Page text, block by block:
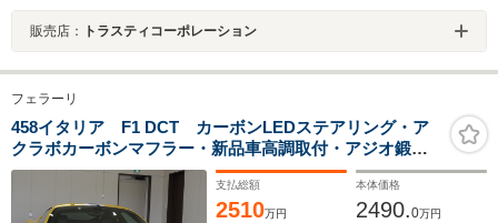
販売店： トラスティコーポレーション
フェラーリ
458イタリア F1 DCT カーボンLEDステアリング・ア
クラボカーボンマフラー・新品車高調取付・アジオ鍛造
21ホイール・カーボンブレーキ・カーボンエアロ・スペ
アキー・バブリング・レブリミットカット・ユーザー買
取車
支払総額
2510万円
本体価格
2490.0万円